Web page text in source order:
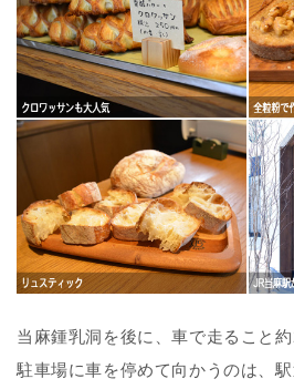
当麻鍾乳洞を後に、車で走ること
駐車場に車を停めて向かうのは、